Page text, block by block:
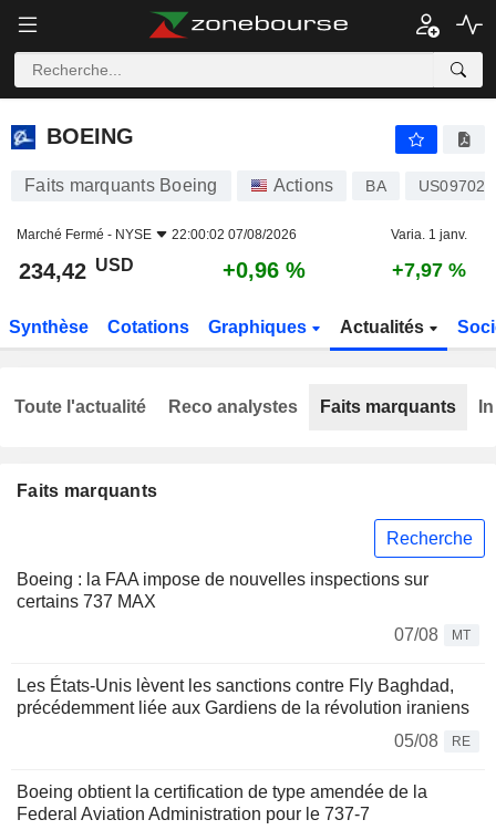
BOEING
BOEING
Faits marquants Boeing Actions BA
Marché Fermé - NYSE 22:00:02 07/08/2026 Varia. 1 janv.
234,42 USD +0,96 % +7,97 %
Synthèse Cotations Graphiques Actualités
Faits marquants
Recherche
Boeing : la FAA impose de nouvelles inspections sur
certains 737 MAX
07/08
MT
Les États-Unis lèvent les sanctions contre Fly Baghdad,
précédemment liée aux Gardiens de la révolution iraniens
05/08
RE
Boeing obtient la certification de type amendée de la
Federal Aviation Administration pour le 737-7
Toute l'actualité Reco analystes Faits marquants